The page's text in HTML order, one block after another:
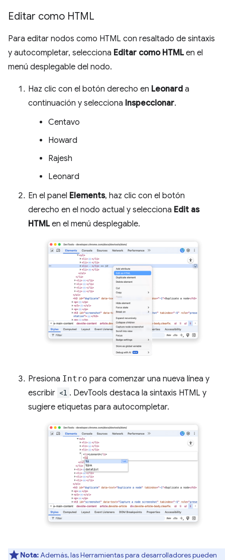
Editar como HTML
Para editar nodos como HTML con resaltado de sintaxis
y autocompletar, selecciona Editar como HTMLen el
menú desplegable del nodo.
Haz clic con el botón derecho en Leonard a
continuación y selecciona Inspeccionar.
Centavo
Howard
Rajesh
Leonard
En el panel Elements, haz clic con el botón
derecho en el nodo actual y selecciona Edit as
HTMLen el menú desplegable.
Presiona Intro para comenzar una nueva línea y
escribir <l . DevTools destaca la sintaxis HTML y
sugiere etiquetas para autocompletar.
Nota: Además, las Herramientas para desarrolladores pueden